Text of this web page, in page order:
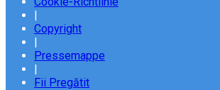
|
Copyright
|
Pressemappe
|
Fii Pregătit